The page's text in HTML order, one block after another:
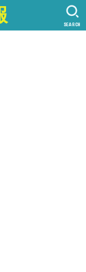
SEARCH